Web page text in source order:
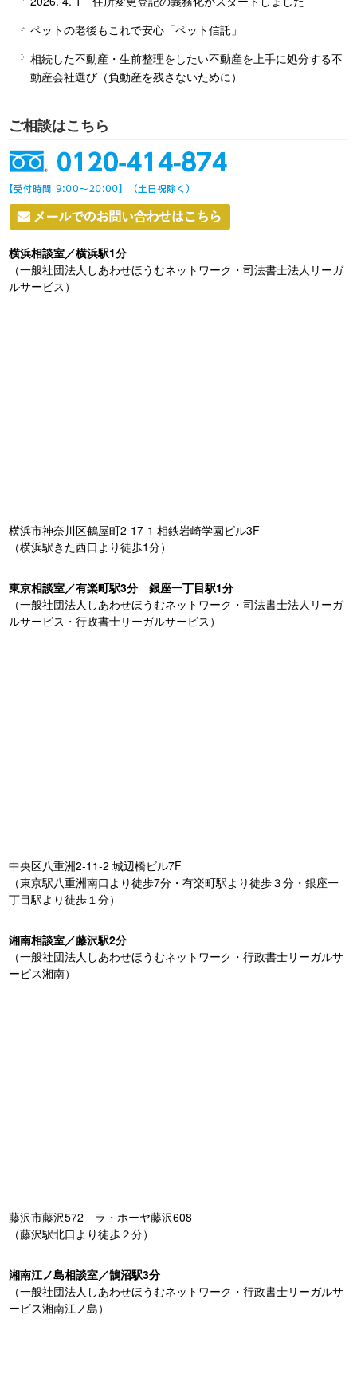
ペットの老後もこれで安心「ペット信託」
相続した不動産・生前整理をしたい不動産を上手に処分する不
動産会社選び（負動産を残さないために）
ご相談はこちら
横浜相談室／横浜駅1分
（一般社団法人しあわせほうむネットワーク・司法書士法人リーガ
ルサービス）
横浜市神奈川区鶴屋町2-17-1 相鉄岩崎学園ビル3F
（横浜駅きた西口より徒歩1分）
東京相談室／有楽町駅3分 銀座一丁目駅1分
（一般社団法人しあわせほうむネットワーク・司法書士法人リーガ
ルサービス・行政書士リーガルサービス）
中央区八重洲2-11-2 城辺橋ビル7F
（東京駅八重洲南口より徒歩7分・有楽町駅より徒歩３分・銀座一
丁目駅より徒歩１分）
湘南相談室／藤沢駅2分
（一般社団法人しあわせほうむネットワーク・行政書士リーガルサ
ービス湘南）
藤沢市藤沢572 ラ・ホーヤ藤沢608
（藤沢駅北口より徒歩２分）
湘南江ノ島相談室／鵠沼駅3分
（一般社団法人しあわせほうむネットワーク・行政書士リーガルサ
ービス湘南江ノ島）